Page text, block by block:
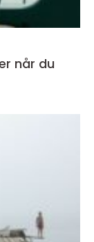
når du